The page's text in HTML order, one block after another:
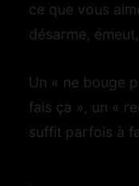
ce que vous
désarme,
Un « ne bouge
fais ça », un «
suffit parfois à